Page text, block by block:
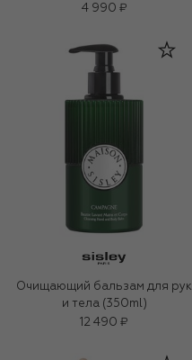
4 990 ₽
Очищающий бальзам для рук
и тела (350ml)
12 490 ₽